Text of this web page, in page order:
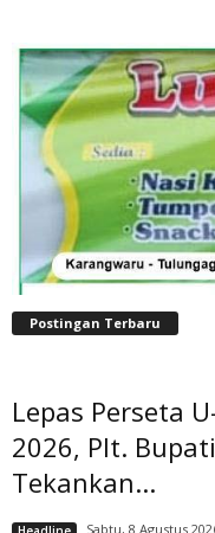
Postingan Terbaru
Lepas Perseta
2026, Plt.
Tekankan...
Sabtu, 8 Agustus